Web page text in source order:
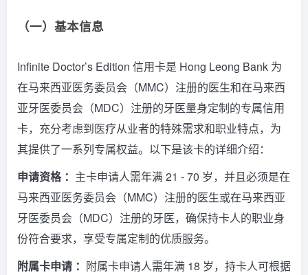
（一）基本信息
Infinite Doctor’s Edition 信用卡是 Hong Leong Bank 为
在马来西亚医务委员会（MMC）注册的医生和在马来西
亚牙医委员会（MDC）注册的牙医量身定制的专属信用
卡，充分考虑到医疗从业者的特殊需求和职业特点，为
其提供了一系列专属权益。以下是该卡的详细介绍：
申请资格 ： 主卡申请人需年满 21 - 70 岁，并且必须是在
马来西亚医务委员会（MMC）注册的医生或在马来西亚
牙医委员会（MDC）注册的牙医，确保持卡人的职业身
份符合要求，享受专属定制的优质服务。
附属卡申请 ： 附属卡申请人需年满 18 岁，持卡人可根据